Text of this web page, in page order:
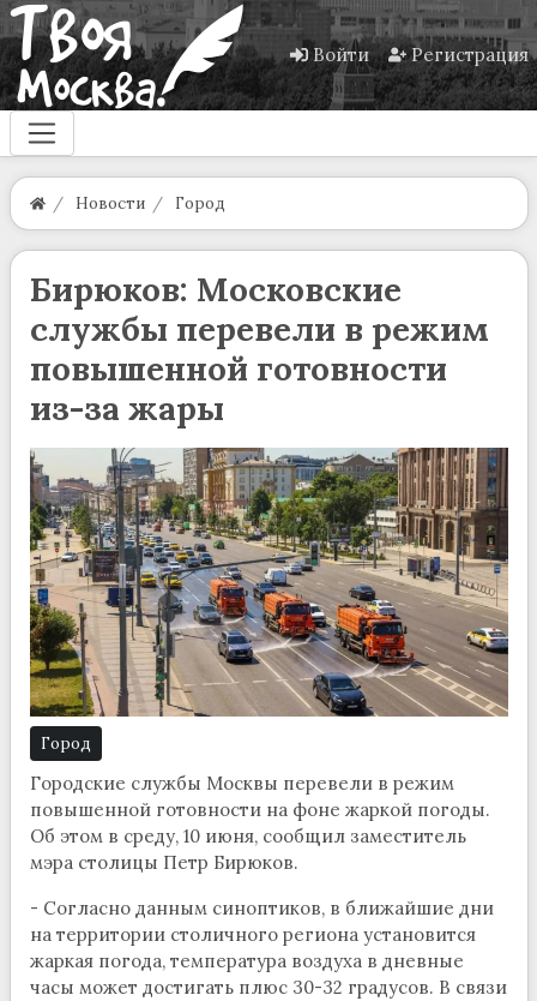
Войти Регистрация
Новости Город
Бирюков: Московские
службы перевели в режим
повышенной готовности
из-за жары
Город
Городские службы Москвы перевели в режим
повышенной готовности на фоне жаркой погоды.
Об этом в среду, 10 июня, сообщил заместитель
мэра столицы Петр Бирюков.
- Согласно данным синоптиков, в ближайшие дни
на территории столичного региона установится
жаркая погода, температура воздуха в дневные
часы может достигать плюс 30-32 градусов. В связи